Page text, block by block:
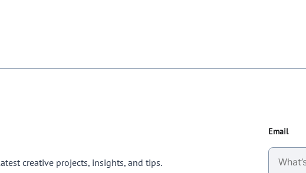
creative projects, insights, and tips.
Email